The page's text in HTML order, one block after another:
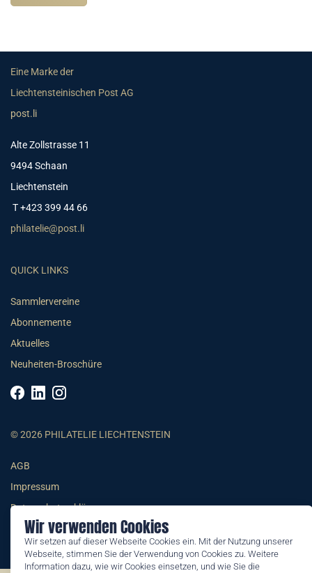
Wir verwenden Cookies
Wir setzen auf dieser Webseite Cookies ein. Mit der Nutzung unserer
Webseite, stimmen Sie der Verwendung von Cookies zu. Weitere
Information dazu, wie wir Cookies einsetzen, und wie Sie die
Eine Marke der
Liechtensteinischen Post AG
post.li
Alte Zollstrasse 11
9494 Schaan
Liechtenstein
T +423 399 44 66
philatelie@post.li
QUICK LINKS
Sammlervereine
Abonnemente
Aktuelles
Neuheiten-Broschüre
© 2026 PHILATELIE LIECHTENSTEIN
AGB
Impressum
Datenschutzerklärung